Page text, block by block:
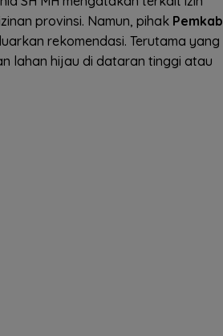
provinsi. Namun, pihak Pemkab
rekomendasi. Terutama yang
lahan hijau di dataran tinggi atau